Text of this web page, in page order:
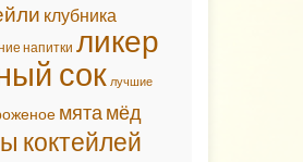
клубника
напитки ликер
сок лучшие
мятамёд
коктейлей